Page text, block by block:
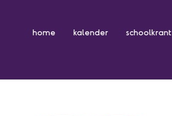
home kalender schoolkrant